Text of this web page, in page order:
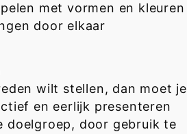
met vormen en kleuren
door elkaar
wilt stellen, dan moet je
en eerlijk presenteren
doelgroep, door gebruik te